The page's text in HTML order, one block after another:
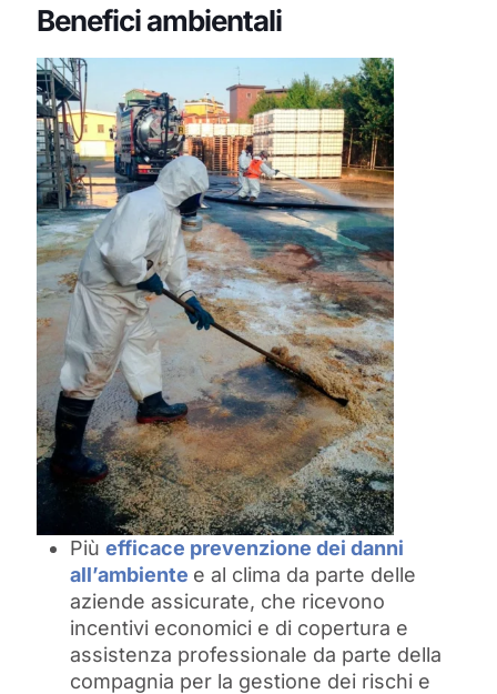
Benefici ambientali
Più efficace prevenzione dei danni
all’ambiente e al clima da parte delle
aziende assicurate, che ricevono
incentivi economici e di copertura e
assistenza professionale da parte della
compagnia per la gestione dei rischi e